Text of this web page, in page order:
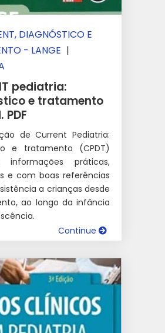
DIAGNÓSTICO E
- LANGE |
pediatria:
e tratamento
PDF
de Current Pediatria:
e tratamento (CPDT)
informações práticas,
e com boas referências
a crianças desde
ao longo da infância
Continue